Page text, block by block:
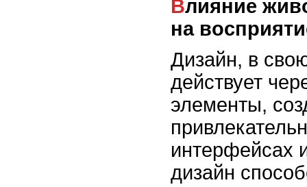
Влияние живописи и дизайна
на
Дизайн, в
действует
элементы,
интерфейсах
дизайн